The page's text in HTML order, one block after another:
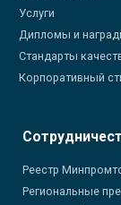
Услуги
Дипломы и
Стандарты
Корпоративный
Реестр
Региональные